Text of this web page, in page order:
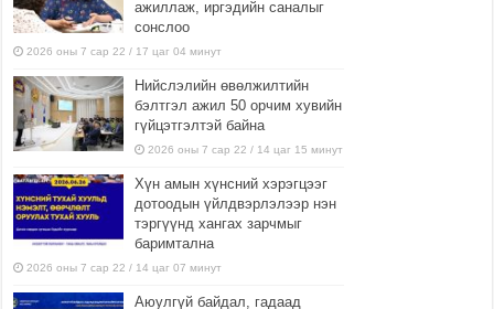
ажиллаж, иргэдийн саналыг
сонслоо
2026 оны 7 сар 22 / 17 цаг 04 минут
Нийслэлийн өвөлжилтийн
бэлтгэл ажил 50 орчим хувийн
гүйцэтгэлтэй байна
2026 оны 7 сар 22 / 14 цаг 15 минут
Хүн амын хүнсний хэрэгцээг
дотоодын үйлдвэрлэлээр нэн
тэргүүнд хангах зарчмыг
баримтална
2026 оны 7 сар 22 / 14 цаг 07 минут
Аюулгүй байдал, гадаад